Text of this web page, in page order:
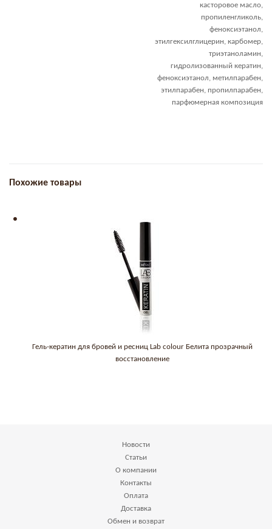
касторовое масло,
пропиленгликоль,
феноксиэтанол,
этилгексилглицерин, карбомер,
триэтаноламин,
гидролизованный кератин,
феноксиэтанол, метилпарабен,
этилпарабен, пропилпарабен,
парфюмерная композиция
Похожие товары
Гель-кератин для бровей и ресниц Lab colour Белита прозрачный
восстановление
Новости
Статьи
О компании
Контакты
Оплата
Доставка
Обмен и возврат